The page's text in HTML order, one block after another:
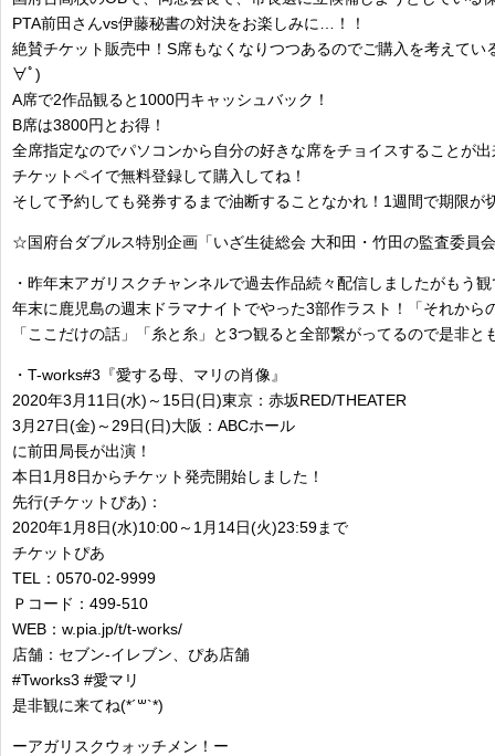
PTA前田さんvs伊藤秘書の対決をお楽しみに…！！
絶賛チケット販売中！S席もなくなりつつあるのでご購入を考えて
∀ﾟ)
A席で2作品観ると1000円キャッシュバック！
B席は3800円とお得！
全席指定なのでパソコンから自分の好きな席をチョイスすることが出
チケットペイで無料登録して購入してね！
そして予約しても発券するまで油断することなかれ！1週間で期限が
☆国府台ダブルス特別企画「いざ生徒総会 大和田・竹田の監査委員
・昨年末アガリスクチャンネルで過去作品続々配信しましたがもう
年末に鹿児島の週末ドラマナイトでやった3部作ラスト！「それから
「ここだけの話」「糸と糸」と3つ観ると全部繋がってるので是非
・T-works#3『愛する母、マリの肖像』
2020年3月11日(水)～15日(日)東京：赤坂RED/THEATER
3月27日(金)～29日(日)大阪：ABCホール
に前田局長が出演！
本日1月8日からチケット発売開始しました！
先行(チケットぴあ)：
2020年1月8日(水)10:00～1月14日(火)23:59まで
チケットぴあ
TEL：0570-02-9999
Ｐコード：499-510
WEB：w.pia.jp/t/t-works/
店舗：セブン-イレブン、ぴあ店舗
#Tworks3 #愛マリ
是非観に来てね(*´꒳`*)
ーアガリスクウォッチメン！ー